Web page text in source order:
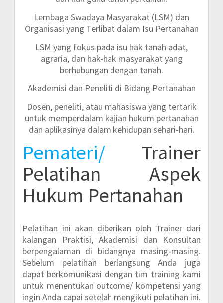
Lembaga Swadaya Masyarakat (LSM) dan
Organisasi yang Terlibat dalam Isu Pertanahan
LSM yang fokus pada isu hak tanah adat,
agraria, dan hak-hak masyarakat yang
berhubungan dengan tanah.
Akademisi dan Peneliti di Bidang Pertanahan
Dosen, peneliti, atau mahasiswa yang tertarik
untuk memperdalam kajian hukum pertanahan
dan aplikasinya dalam kehidupan sehari-hari.
Pemateri/ Trainer
Pelatihan Aspek
Hukum Pertanahan
Pelatihan ini akan diberikan oleh Trainer dari
kalangan Praktisi, Akademisi dan Konsultan
berpengalaman di bidangnya masing-masing.
Sebelum pelatihan berlangsung Anda juga
dapat berkomunikasi dengan tim training kami
untuk menentukan outcome/ kompetensi yang
ingin Anda capai setelah mengikuti pelatihan ini.